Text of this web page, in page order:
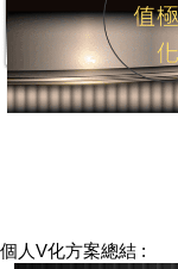
個人V化方案總結 :